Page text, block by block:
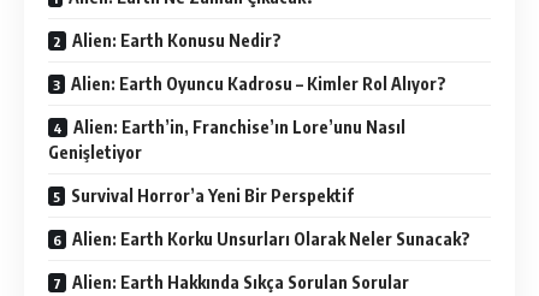
Alien: Earth Konusu Nedir?
Alien: Earth Oyuncu Kadrosu – Kimler Rol Alıyor?
Alien: Earth’in, Franchise’ın Lore’unu Nasıl
Genişletiyor
Survival Horror’a Yeni Bir Perspektif
Alien: Earth Korku Unsurları Olarak Neler Sunacak?
Alien: Earth Hakkında Sıkça Sorulan Sorular